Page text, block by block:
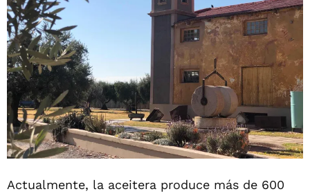
Actualmente, la aceitera produce más de 600